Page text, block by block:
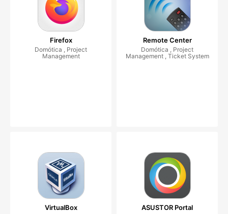
Firefox
Domótica , Project
Management
Remote Center
Domótica , Project
Management , Ticket System
VirtualBox ASUSTOR Portal